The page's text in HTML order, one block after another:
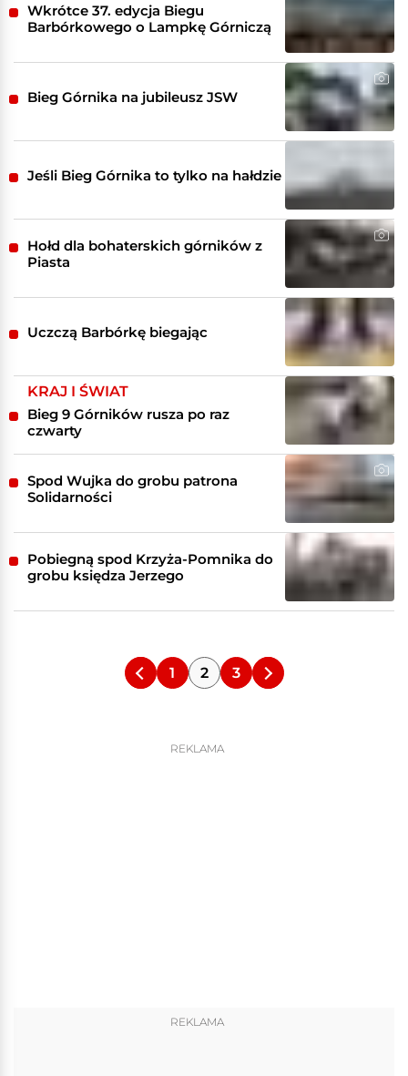
Wkrótce 37. edycja Biegu
Barbórkowego o Lampkę Górniczą
Bieg Górnika na jubileusz JSW
Jeśli Bieg Górnika to tylko na hałdzie
Hołd dla bohaterskich górników z
Piasta
Uczczą Barbórkę biegając
KRAJ I ŚWIAT
Bieg 9 Górników rusza po raz
czwarty
Spod Wujka do grobu patrona
Solidarności
Pobiegną spod Krzyża-Pomnika do
grobu księdza Jerzego
1 2 3
REKLAMA
REKLAMA